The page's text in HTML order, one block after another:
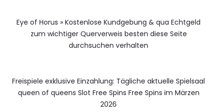
Eye of Horus » Kostenlose Kundgebung & qua Echtgeld
zum wichtiger Querverweis besten diese Seite
durchsuchen verhalten
Freispiele exklusive Einzahlung: Tägliche aktuelle Spielsaal
queen of queens Slot Free Spins Free Spins im Märzen
2026